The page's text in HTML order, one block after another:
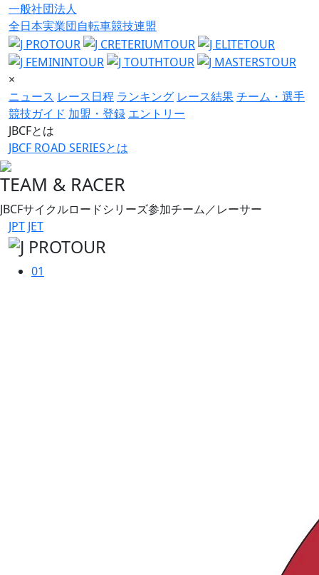
一般社団法人
全日本実業団自転車競技連盟
×
ニュース レース日程 ランキング レース結果チーム・選手
競技ガイド 加盟・登録 エントリー
JBCFとは
JBCF ROAD SERIESとは
TEAM & RACER
JBCFサイクルロードシリーズ参加チーム／レーサー
JPT JET
01